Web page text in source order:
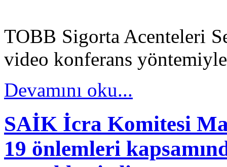
TOBB Sigorta Acenteleri
video konferans
Devamını oku...
SAİK İcra Komitesi
19 önlemleri